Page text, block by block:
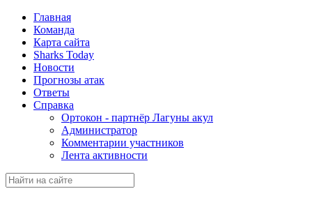
Главная
Команда
Карта сайта
Sharks Today
Новости
Прогнозы атак
Ответы
Справка
Ортокон - партнёр Лагуны акул
Администратор
Комментарии участников
Лента активности